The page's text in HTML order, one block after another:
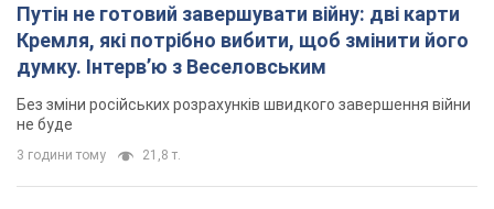
Путін не готовий завершувати війну: дві карти
Кремля, які потрібно вибити, щоб змінити його
думку. Інтерв’ю з Веселовським
Без зміни російських розрахунків швидкого завершення війни
не буде
3 години тому 21,8 т.